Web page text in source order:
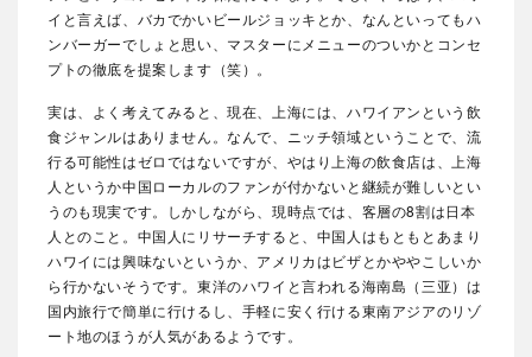
イと言えば、バカでかいビールジョッキとか、なんといってもハ
ンバーガーでしょと思い、マスターにメニューのついかとコンセ
プトの徹底を提案します（笑）。
実は、よく考えてみると、現在、上海には、ハワイアンという飲
食ジャンルはありません。なんで、ニッチ領域ということで、流
行る可能性はゼロではないですが、やはり上海の飲食店は、上海
人というか中国ローカルのファンが付かないと継続が難しいとい
うのも現実です。しかしながら、現時点では、客層の8割は日本
人とのこと。中国人にリサーチすると、中国人はもともとあまり
ハワイには興味ないというか、アメリカはビザとかややこしいか
ら行かないそうです。東洋のハワイと言われる海南島（三亚）は
国内旅行で簡単に行けるし、手軽に安く行ける東南アジアのリゾ
ート地のほうが人気があるようです。